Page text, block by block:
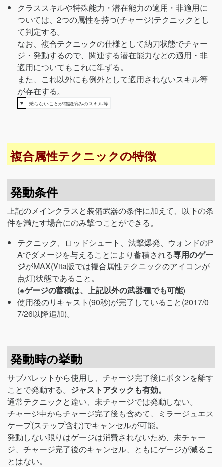
クラススキルや特殊能力・潜在能力の適用・非適用に
ついては、2つの属性を持つ(チャージ)テクニックとし
て判定する。
なお、複合テクニックの仕様として納刀状態でチャー
ジ・発動するので、関連する潜在能力などの適用・非
適用についてもこれに準ずる。
また、これ以外にも例外として適用されないスキル等
が存在する。
▼ 乗らないことが確認済みのスキル等
複合属性テクニックの特徴
発動条件
上記のメインクラスと装備武器の条件に加えて、以下の条
件を満たす場合にのみ撃つことができる。
テクニック、ロッドシュート、法撃爆発、ウォンドのP
Aでダメージを与えることにより蓄積される専用のゲー
ジがMAX(Vita版では複合属性テクニックのアイコンが
点灯)状態であること。
(※ゲージの蓄積は、上記以外の武器種でも可能)
使用後のリキャスト(90秒)が完了していること(2017/0
7/26以降追加)。
発動時の挙動
サブパレットから使用し、チャージ完了後にボタンを離す
ことで発動する。 ジャストアタックも有効。
通常テクニックと違い、未チャージでは発動しない。
チャージ中からチャージ完了後も含めて、ミラージュエス
ケープ(ステップ含む)でキャンセルが可能。
発動しない限りはゲージは消費されないため、未チャー
ジ、チャージ完了後のキャンセル、ともにゲージが減るこ
とはない。